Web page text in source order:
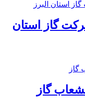
گاز استان
گاز